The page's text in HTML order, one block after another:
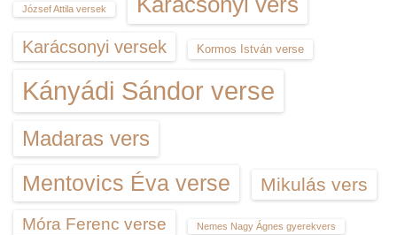
József Attila versek
Karácsonyi versek Kormos István verse
Kányádi Sándor verse
Madaras vers
Mentovics Éva verse Mikulás vers
Móra Ferenc verse Nemes Nagy Ágnes gyerekvers